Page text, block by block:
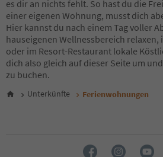
59
60
61
62
63
64
66
es dir an nichts fehlt. So hast du die
einer eigenen Wohnung, musst dich
Hier kannst du nach einem Tag voller
hauseigenen Wellnessbereich relaxen,
oder im Resort-Restaurant lokale
dich also gleich auf dieser Seite um
zu buchen.
Unterkünfte Ferienwohnungen